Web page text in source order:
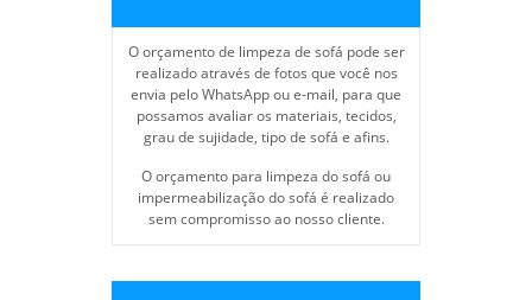
O orçamento de limpeza de sofá pode ser
realizado através de fotos que você nos
envia pelo WhatsApp ou e-mail, para que
possamos avaliar os materiais, tecidos,
grau de sujidade, tipo de sofá e afins.
O orçamento para limpeza do sofá ou
impermeabilização do sofá é realizado
sem compromisso ao nosso cliente.